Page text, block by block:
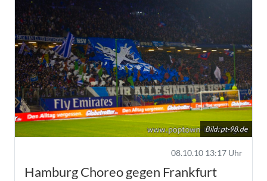
Bild:pt-98.de
08.10.10 13:17 Uhr
Hamburg Choreo gegen Frankfurt